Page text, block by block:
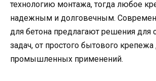
технологию монтажа, тогда любое
надежным и долговечным.
для бетона предлагают решения для
задач, от простого бытового
промышленных применений.